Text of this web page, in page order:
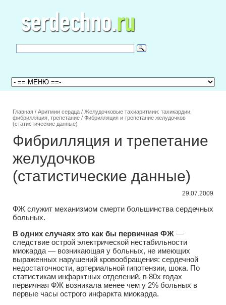
Главная / Аритмии сердца / Желудочковые тахиаритмии: тахикардии,
фибрилляция, трепетание / Фибрилляция и трепетание желудочков
(статистические данные)
Фибрилляция и трепетание
желудочков
(статистические данные)
29.07.2009
ФЖ служит механизмом смерти большинства сердечных
больных.
В одних случаях это как бы первичная ФЖ —
следствие острой электрической нестабильности
миокарда — возникающая у больных, не имеющих
выраженных нарушений кровообращения: сердечной
недостаточности, артериальной гипотензии, шока. По
статистикам инфарктных отделений, в 80х годах
первичная ФЖ возникала менее чем у 2% больных в
первые часы острого инфаркта миокарда.